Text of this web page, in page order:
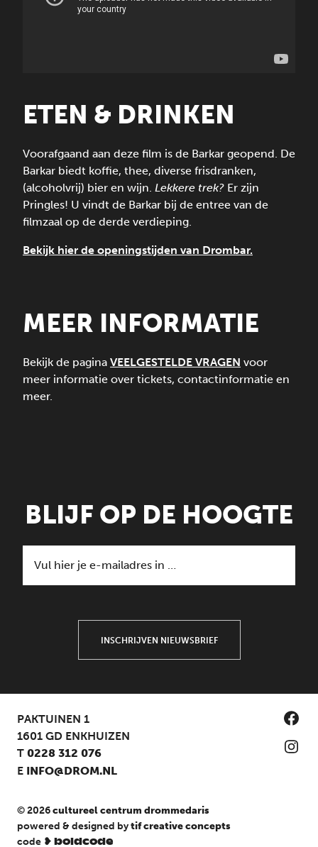
ETEN & DRINKEN
Voorafgaand aan deze film is de Barkar geopend. De
Barkar biedt koffie, thee, diverse frisdranken,
(alcoholvrij) bier en wijn. Lekkere trek? Er zijn
Pringles! U vindt de Barkar bij de entree van de
filmzaal op de derde verdieping.
Bekijk hier de openingstijden van Drombar.
MEER INFORMATIE
Bekijk de pagina VEELGESTELDE VRAGEN voor
meer informatie over tickets, contactinformatie en
meer.
BLIJF OP DE HOOGTE
INSCHRIJVEN NIEUWSBRIEF
PAKTUINEN 1
1601 GD ENKHUIZEN
T 0228 312 076
E INFO@DROM.NL
© 2026cultureel centrum drommedaris
powered & designed bytif creative concepts
code ❥ boldcode